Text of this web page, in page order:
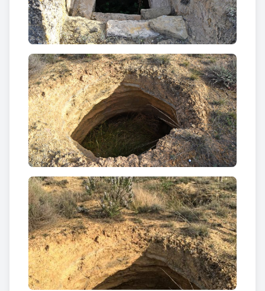
capacitat d’emmagatzematge que suposa com per
la seva costosa tasca de construcció. La forma i
estructura de les sitges és diversa, circular o
quadrada, amb recobriment de lloses de pedra o
taulons, i de profunditat variable. Aquestes
variacions es deuen tant a les condicions del
terreny, ja que estan excavades sobre sauló, com a
la diferent època i tècniques de construcció
utilitzades.